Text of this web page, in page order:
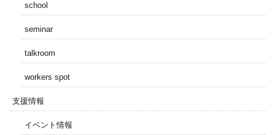
school
seminar
talkroom
workers spot
⽀援情報
イベント情報